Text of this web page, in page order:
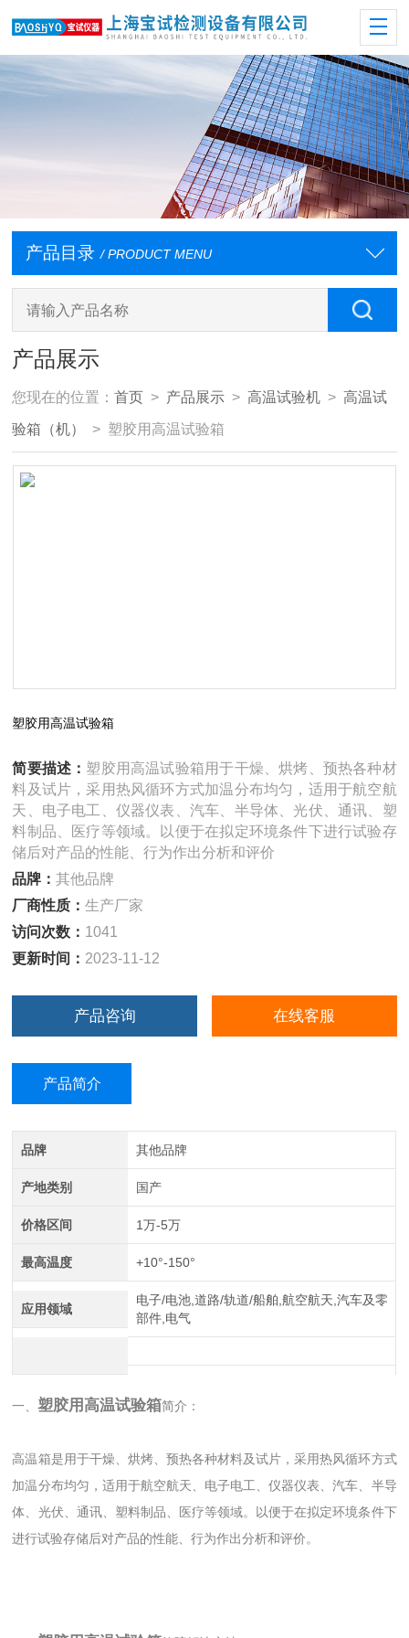
产品目录 / PRODUCT MENU
产品展示
您现在的位置：首页 > 产品展示 >高温试验机 >高温试
验箱（机） > 塑胶用高温试验箱
塑胶用高温试验箱
简要描述： 塑胶用高温试验箱用于干燥、烘烤、预热各种材
料及试片，采用热风循环方式加温分布均匀，适用于航空航
天、电子电工、仪器仪表、汽车、半导体、光伏、通讯、塑
料制品、医疗等领域。以便于在拟定环境条件下进行试验存
储后对产品的性能、行为作出分析和评价
品牌：其他品牌
厂商性质：生产厂家
访问次数： 1041
更新时间： 2023-11-12
产品咨询 在线客服
产品简介
品牌 其他品牌
产地类别 国产
价格区间 1万-5万
最高温度 +10°-150°
应用领域
电子/电池,道路/轨道/船舶,航空航天,汽车及零
部件,电气
一、塑胶用高温试验箱简介：
高温箱是用于干燥、烘烤、预热各种材料及试片，采用热风循环方式
加温分布均匀，适用于航空航天、电子电工、仪器仪表、汽车、半导
体、光伏、通讯、塑料制品、医疗等领域。以便于在拟定环境条件下
进行试验存储后对产品的性能、行为作出分析和评价。